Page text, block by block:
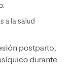
a la salud
postparto,
durante